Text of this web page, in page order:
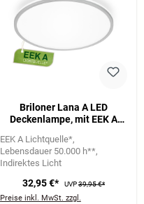
Briloner Lana A LED
Deckenlampe, mit EEK A
Chrom-Matt
EEK A Lichtquelle*
Lebensdauer 50.000 h**
Indirektes Licht
32,95 €* UVP39,95 €*
Preise inkl. MwSt. zzgl.